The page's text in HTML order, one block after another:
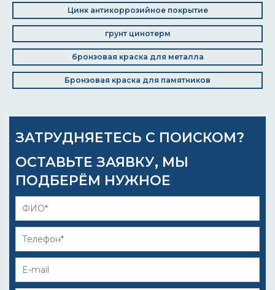
Цинк антикоррозийное покрытие
грунт цинотерм
бронзовая краска для металла
Бронзовая краска для памятников
ЗАТРУДНЯЕТЕСЬ С ПОИСКОМ?
ОСТАВЬТЕ ЗАЯВКУ, МЫ
ПОДБЕРЁМ НУЖНОЕ